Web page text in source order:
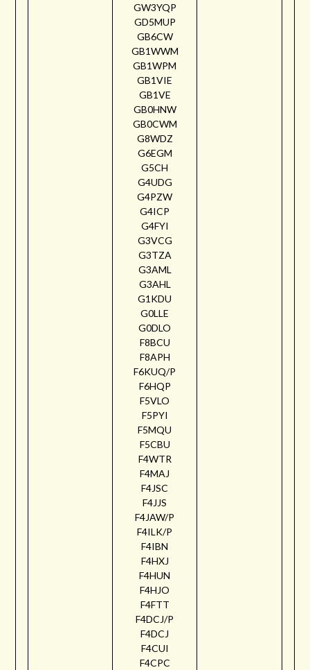
GW3YQP
GD5MUP
GB6CW
GB1WWM
GB1WPM
GB1VIE
GB1VE
GB0HNW
GB0CWM
G8WDZ
G6EGM
G5CH
G4UDG
G4PZW
G4ICP
G4FYI
G3VCG
G3TZA
G3AML
G3AHL
G1KDU
G0LLE
G0DLO
F8BCU
F8APH
F6KUQ/P
F6HQP
F5VLO
F5PYI
F5MQU
F5CBU
F4WTR
F4MAJ
F4JSC
F4JJS
F4JAW/P
F4ILK/P
F4IBN
F4HXJ
F4HUN
F4HJO
F4FTT
F4DCJ/P
F4DCJ
F4CUI
F4CPC